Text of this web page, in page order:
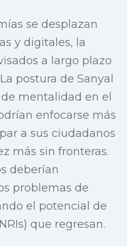
se desplazan
y digitales, la
a largo plazo
postura de Sanyal
mentalidad en el
enfocarse más
a sus ciudadanos
más sin fronteras.
deberían
problemas de
el potencial de
que regresan.